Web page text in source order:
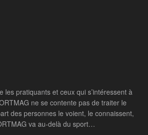
les pratiquants et ceux qui s’intéressent à
ne se contente pas de traiter le
des personnes le voient, le connaissent,
va au-delà du sport…